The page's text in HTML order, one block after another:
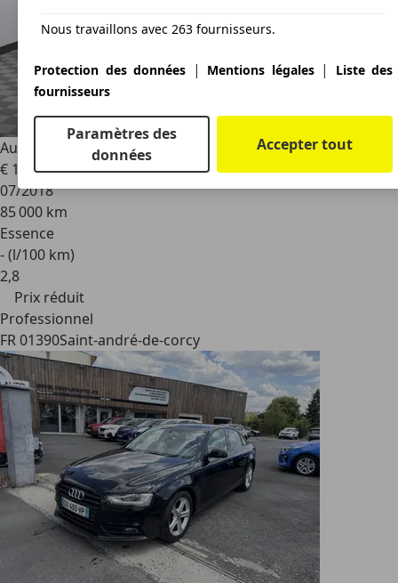
Audi A4
1.4 TFSI - 150 - BV S-tronic 2018 BERLINE S line
€ 18 490€ 19 500,-
07/2018
85 000 km
Essence
- (l/100 km)
2,8
Prix réduit
Professionnel
FR 01390Saint-andré-de-corcy
Nous travaillons avec 263 fournisseurs.
Protection des données | Mentions légales|
Liste des
fournisseurs
Paramètres des
données
Accepter tout